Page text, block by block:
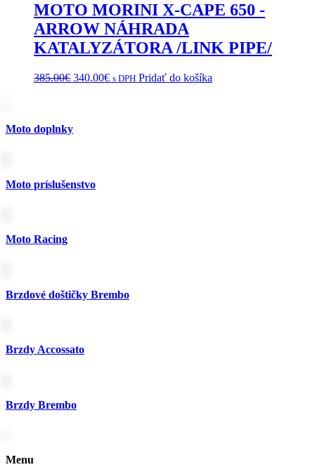
produktu.
MOTO MORINI X-CAPE 650 -
ARROW NÁHRADA
KATALYZÁTORA /LINK PIPE/
385.00€ Pôvodná
340.00€Aktuálna
s DPH Pridať do košíka
Moto doplnky
Moto príslušenstvo
Moto Racing
Brzdové doštičky Brembo
Brzdy Accossato
Brzdy Brembo
Menu